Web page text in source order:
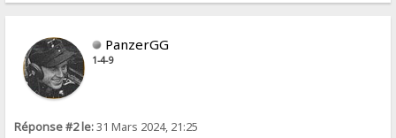
PanzerGG
1-4-9
Réponse #2 le:31 Mars 2024, 21:25